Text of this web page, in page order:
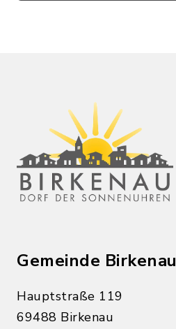
Gemeinde Birkenau
Hauptstraße 119
69488 Birkenau